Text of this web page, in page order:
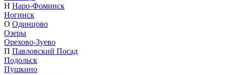
Н Наро-Фоминск
Ногинск
О Одинцово
Озеры
Орехово-Зуево
П Павловский Посад
Подольск
Пушкино